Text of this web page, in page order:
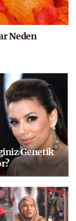
Neden
Genetik